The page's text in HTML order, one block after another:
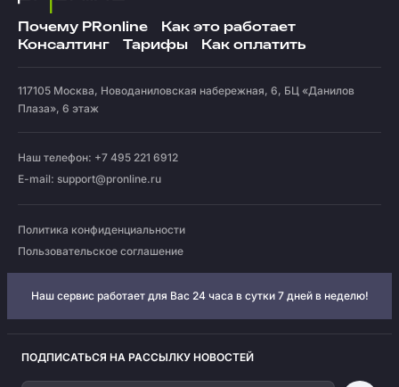
Почему PRonline
Как это работает
Консалтинг
Тарифы Как оплатить
117105 Москва, Новоданиловская набережная, 6, БЦ «Данилов
Плаза», 6 этаж
Наш телефон: +7 495 221 6912
E-mail: support@pronline.ru
Политика конфиденциальности
Пользовательское соглашение
Наш сервис работает для Вас 24 часа в сутки 7 дней в неделю!
ПОДПИСАТЬСЯ НА РАССЫЛКУ НОВОСТЕЙ